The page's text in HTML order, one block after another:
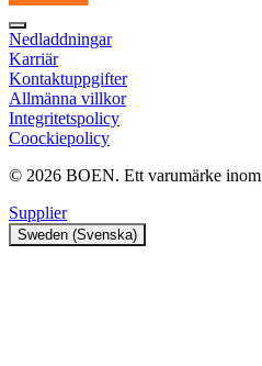
Nedladdningar
Karriär
Kontaktuppgifter
Allmänna villkor
Integritetspolicy
Coockiepolicy
© 2026 BOEN. Ett varumärke inom
Supplier
Sweden (Svenska)